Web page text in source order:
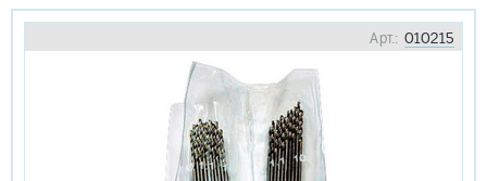
Арт.: 010215